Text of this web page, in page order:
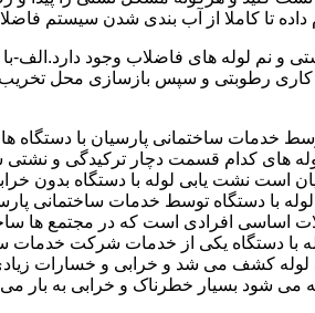
و نم لوله های فاضلاب وجود
رطوبتی و سپس بازسازی محل تخریب
خدمات ساختمانی پارسیان با دستگاه
لوله های کدام قسمت دچار ترکیدگی و
نشت یابی لوله با دستگاه بدون
با دستگاه توسط خدمات ساختمانی
اساسی افرادی است که در مجتمع
با دستگاه یکی از خدمات شرکت خدمات
کشف می شد و خرابی و خسارات زیادی
می شود بسیار خطرناک و خرابی به بار